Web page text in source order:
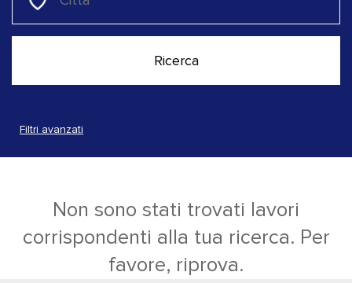
Filtri avanzati
Non sono stati trovati lavori
corrispondenti alla tua ricerca. Per
favore, riprova.